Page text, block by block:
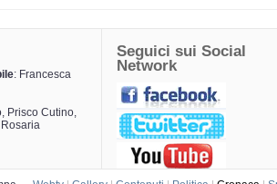
: Francesca
Prisco Cutino,
Seguici sui Social
Network